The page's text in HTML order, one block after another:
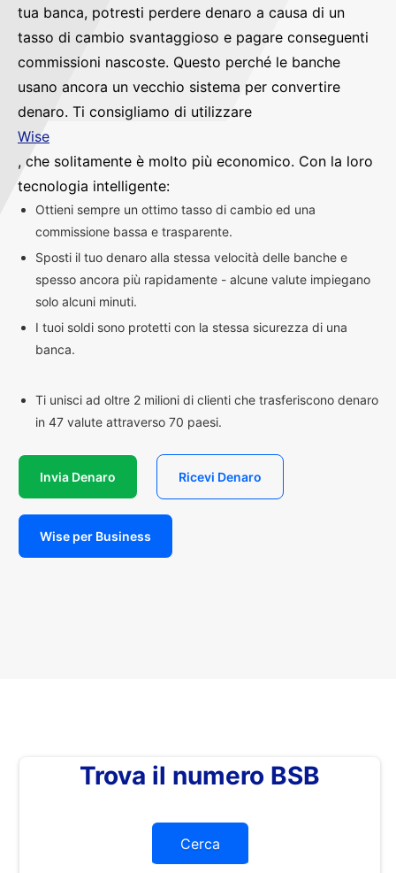
tua banca, potresti perdere denaro a causa di un
tasso di cambio svantaggioso e pagare conseguenti
commissioni nascoste. Questo perché le banche
usano ancora un vecchio sistema per convertire
denaro. Ti consigliamo di utilizzare
Wise
, che solitamente è molto più economico. Con la loro
tecnologia intelligente:
Ottieni sempre un ottimo tasso di cambio ed una
commissione bassa e trasparente.
Sposti il tuo denaro alla stessa velocità delle banche e
spesso ancora più rapidamente - alcune valute impiegano
solo alcuni minuti.
I tuoi soldi sono protetti con la stessa sicurezza di una
banca.
Ti unisci ad oltre 2 milioni di clienti che trasferiscono denaro
in 47 valute attraverso 70 paesi.
Invia Denaro Ricevi Denaro
Wise per Business
Trova il numero BSB
Cerca